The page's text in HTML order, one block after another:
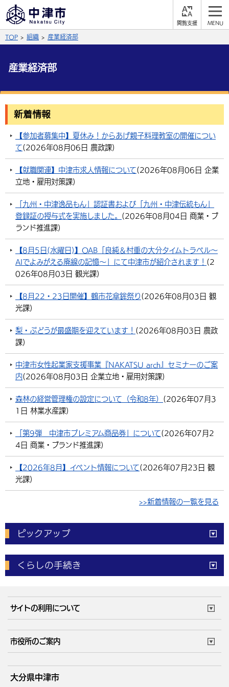
ふりがなをつける
よみあげる
黒 青 白
英語（English） 中国語（簡体字）
中国語（繁体字） 韓国語（한국어）
Facebook X (Twitter) YouTube
サイト内検索
総合メニュー
届出・登録・証明 保険・年金
税金 住宅・インフラ
環境・衛生 生涯学習・スポーツ・人権
選挙 外国人の方向け情報
事業者の方へ
農林水産業 税金
都市整備
子育て・教育
施設情報 子どもを預ける
相談・支援・情報 計画・施策
観光・移住
遊ぶ・体験する グルメ・食べる
買う・おみやげ 四季のイベント・祭り
移住・定住
市政情報
中津市について 市役所の紹介
地方創生・地域活性化 広報・広聴
行政・計画
TOP 組織 産業経済部
産業経済部
新着情報
【参加者募集中】夏休み！からあげ親子料理教室の開催につい
て(2026年08月06日 農政課)
【就職関連】中津市求人情報について(2026年08月06日 企業
立地・雇用対策課)
「九州・中津逸品もん」認証書および「九州・中津伝統もん」
登録証の授与式を実施しました。 (2026年08月04日 商業・ブ
ランド推進課)
【8月5日(水曜日)】OAB「良純＆村重の大分タイムトラベル～
AIでよみがえる廃線の記憶～」にて中津市が紹介されます！ (2
026年08月03日 観光課)
【8月22・23日開催】鶴市花傘鉾祭り (2026年08月03日 観
光課)
梨・ぶどうが最盛期を迎えています！ (2026年08月03日 農政
課)
中津市女性起業家支援事業『NAKATSU arch』セミナーのご案
内(2026年08月03日 企業立地・雇用対策課)
森林の経営管理権の設定について（令和8年） (2026年07月3
1日 林業水産課)
「第9弾 中津市プレミアム商品券」について(2026年07月2
4日 商業・ブランド推進課)
【2026年8月】イベント情報について(2026年07月23日 観
光課)
>>新着情報の一覧を見る
ピックアップ
電子申請 窓口の混雑状況
体育施設予約状況 ご意見・ご要望
くらしの手続き
成人・仕事
住まい・引越 ごみ・環境
健康・医療 障がい・福祉
高齢・介護
サイトの利用について
サイトマップ
市役所のご案内
庁舎地図 組織案内
大分県中津市